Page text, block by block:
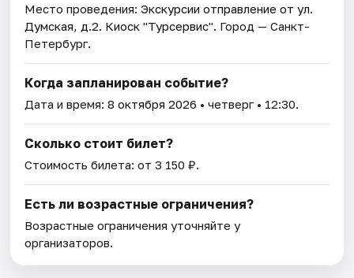
Место проведения:Экскурсии отправление от ул.
Думская, д.2. Киоск "Турсервис". Город — Санкт-
Петербург.
Когда запланирован событие?
Дата и время:8 октября 2026 • четверг • 12:30.
Сколько стоит билет?
Стоимость билета: от 3 150 ₽.
Есть ли возрастные ограничения?
Возрастные ограничения уточняйте у
организаторов.